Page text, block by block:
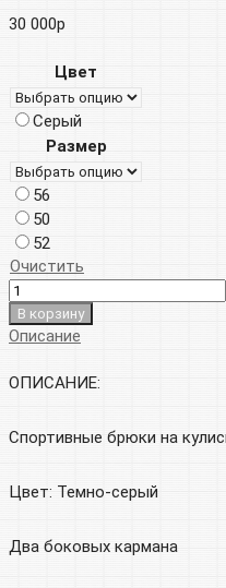
30 000р
Цвет
Серый
Размер
56
50
52
Очистить
В корзину
Описание
ОПИСАНИЕ:
Спортивные брюки на
Цвет: Темно-серый
Два боковых кармана